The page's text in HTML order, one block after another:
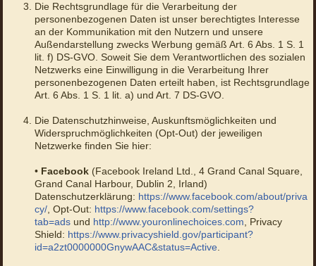
Die Rechtsgrundlage für die Verarbeitung der
personenbezogenen Daten ist unser berechtigtes Interesse
an der Kommunikation mit den Nutzern und unsere
Außendarstellung zwecks Werbung gemäß Art. 6 Abs. 1 S. 1
lit. f) DS-GVO. Soweit Sie dem Verantwortlichen des sozialen
Netzwerks eine Einwilligung in die Verarbeitung Ihrer
personenbezogenen Daten erteilt haben, ist Rechtsgrundlage
Art. 6 Abs. 1 S. 1 lit. a) und Art. 7 DS-GVO.
Die Datenschutzhinweise, Auskunftsmöglichkeiten und
Widerspruchmöglichkeiten (Opt-Out) der jeweiligen
Netzwerke finden Sie hier:
• Facebook(Facebook Ireland Ltd., 4 Grand Canal Square,
Grand Canal Harbour, Dublin 2, Irland)
Datenschutzerklärung: https://www.facebook.com/about/priva
cy/, Opt-Out: https://www.facebook.com/settings?
tab=adsund http://www.youronlinechoices.com, Privacy
Shield: https://www.privacyshield.gov/participant?
id=a2zt0000000GnywAAC&status=Active.